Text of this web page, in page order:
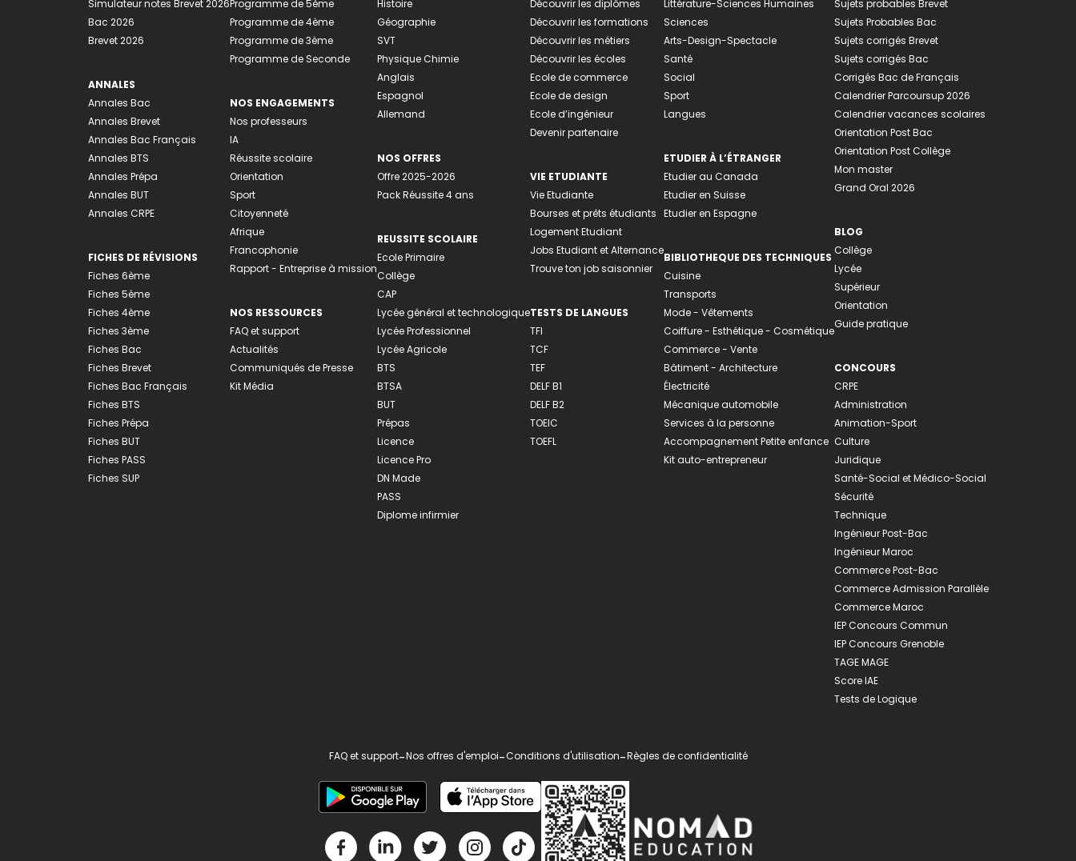
Simulateur notes Brevet 2026
Bac 2026
Brevet 2026
ANNALES
Annales Bac
Annales Brevet
Annales Bac Français
Annales BTS
Annales Prépa
Annales BUT
Annales CRPE
FICHES DE RÉVISIONS
Fiches 6ème
Fiches 5ème
Fiches 4ème
Fiches 3ème
Fiches Bac
Fiches Brevet
Fiches Bac Français
Fiches BTS
Fiches Prépa
Fiches BUT
Fiches PASS
Fiches SUP
Programme de 5ème
Programme de 4ème
Programme de 3ème
Programme de Seconde
NOS ENGAGEMENTS
Nos professeurs
IA
Réussite scolaire
Orientation
Sport
Citoyenneté
Afrique
Francophonie
Rapport - Entreprise à mission
NOS RESSOURCES
FAQ et support
Actualités
Communiqués de Presse
Kit Média
Histoire
Géographie
SVT
Physique Chimie
Anglais
Espagnol
Allemand
NOS OFFRES
Offre 2025-2026
Pack Réussite 4 ans
REUSSITE SCOLAIRE
Ecole Primaire
Collège
CAP
Lycée général et technologique
Lycée Professionnel
Lycée Agricole
BTS
BTSA
BUT
Prépas
Licence
Licence Pro
DN Made
PASS
Diplome infirmier
Découvrir les diplômes
Découvrir les formations
Découvrir les métiers
Découvrir les écoles
Ecole de commerce
Ecole de design
Ecole d’ingénieur
Devenir partenaire
VIE ETUDIANTE
Vie Etudiante
Bourses et prêts étudiants
Logement Etudiant
Jobs Etudiant et Alternance
Trouve ton job saisonnier
TESTS DE LANGUES
TFI
TCF
TEF
DELF B1
DELF B2
TOEIC
TOEFL
Littérature-Sciences Humaines
Sciences
Arts-Design-Spectacle
Santé
Social
Sport
Langues
ETUDIER À L’ÉTRANGER
Etudier au Canada
Etudier en Suisse
Etudier en Espagne
BIBLIOTHEQUE DES TECHNIQUES
Cuisine
Transports
Mode - Vêtements
Coiffure - Esthétique - Cosmétique
Commerce - Vente
Bâtiment - Architecture
Électricité
Mécanique automobile
Services à la personne
Accompagnement Petite enfance
Kit auto-entrepreneur
Sujets probables Brevet
Sujets Probables Bac
Sujets corrigés Brevet
Sujets corrigés Bac
Corrigés Bac de Français
Calendrier Parcoursup 2026
Calendrier vacances scolaires
Orientation Post Bac
Orientation Post Collège
Mon master
Grand Oral 2026
BLOG
Collège
Lycée
Supérieur
Orientation
Guide pratique
CONCOURS
CRPE
Administration
Animation-Sport
Culture
Juridique
Santé-Social et Médico-Social
Sécurité
Technique
Ingénieur Post-Bac
Ingénieur Maroc
Commerce Post-Bac
Commerce Admission Parallèle
Commerce Maroc
IEP Concours Commun
IEP Concours Grenoble
TAGE MAGE
Score IAE
Tests de Logique
FAQ et support-Nos offres d'emploi-Conditions d'utilisation-Règles de confidentialité